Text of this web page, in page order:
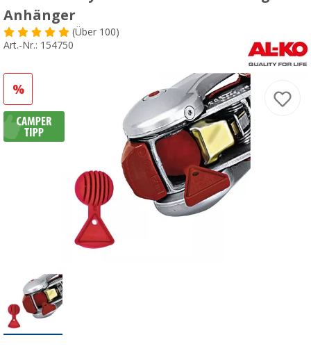
Anhänger
(Über100)
Art.-Nr.: 154750
%